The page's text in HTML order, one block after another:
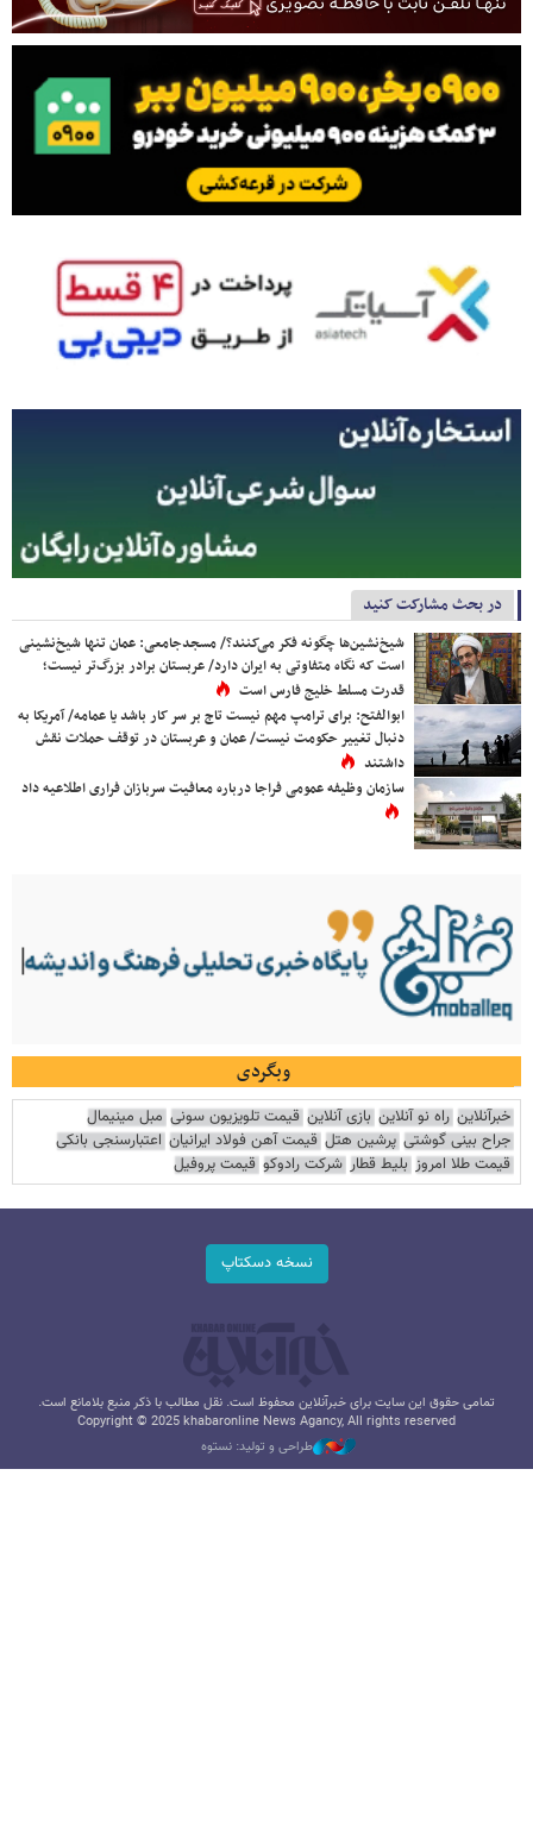
در بحث مشارکت کنید
شیخ‌نشین‌ها چگونه فکر می‌کنند؟/ مسجدجامعی: عمان تنها شیخ‌نشینی
است که نگاه متفاوتی به ایران دارد/ عربستان برادر بزرگ‌تر نیست؛
قدرت مسلط خلیج فارس است
ابوالفتح: برای ترامپ مهم نیست تاج بر سر کار باشد یا عمامه/ آمریکا به
دنبال تغییر حکومت نیست/ عمان و عربستان در توقف حملات نقش
داشتند
سازمان وظیفه عمومی فراجا درباره معافیت سربازان فراری اطلاعیه داد
وبگردی
خبرآنلاین راه نو آنلاین بازی آنلاین قیمت تلویزیون سونی مبل مینیمال
جراح بینی گوشتی پرشین هتل قیمت آهن فولاد ایرانیان اعتبارسنجی بانکی
قیمت طلا امروز بلیط قطار شرکت رادوکو قیمت پروفیل
نسخه دسکتاپ
تمامی حقوق این سایت برای خبرآنلاین محفوظ است. نقل مطالب با ذکر منبع بلامانع است.
Copyright © 2025 khabaronline News Agancy, All rights reserved
طراحی و تولید: نستوه